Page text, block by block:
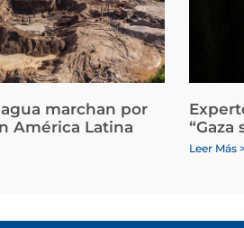
marchan por
América Latina
“Gaza
Leer Más